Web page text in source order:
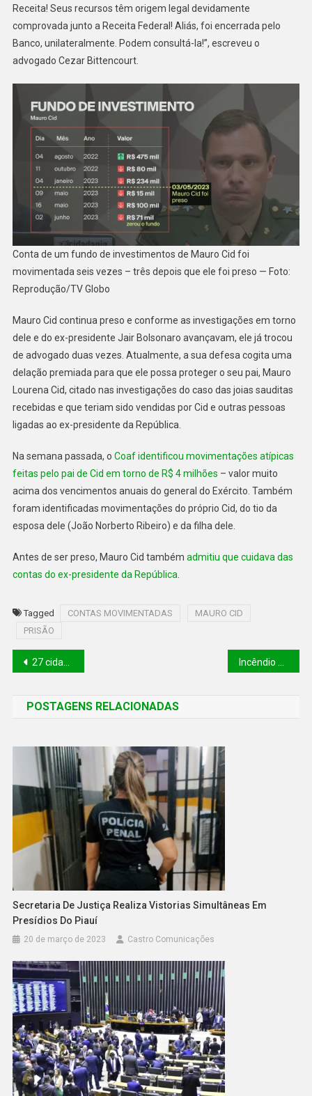
Receita! Seus recursos têm origem legal devidamente
comprovada junto a Receita Federal! Aliás, foi encerrada pelo
Banco, unilateralmente. Podem consultá-la!”, escreveu o
advogado Cezar Bittencourt.
Conta de um fundo de investimentos de Mauro Cid foi
movimentada seis vezes – três depois que ele foi preso — Foto:
Reprodução/TV Globo
Mauro Cid continua preso e conforme as investigações em torno
dele e do ex-presidente Jair Bolsonaro avançavam, ele já trocou
de advogado duas vezes. Atualmente, a sua defesa cogita uma
delação premiada para que ele possa proteger o seu pai, Mauro
Lourena Cid, citado nas investigações do caso das joias sauditas
recebidas e que teriam sido vendidas por Cid e outras pessoas
ligadas ao ex-presidente da República.
Na semana passada, o Coaf identificou movimentações atípicas
feitas pelo pai de Cid em torno de R$ 4 milhões – valor muito
acima dos vencimentos anuais do general do Exército. Também
foram identificadas movimentações do próprio Cid, do tio da
esposa dele (João Norberto Ribeiro) e da filha dele.
Antes de ser preso, Mauro Cid também admitiu que cuidava das
contas do ex-presidente da República
Tagged CONTAS MOVIMENTADAS
MAURO CID
PRISÃO
27 cidades do Piauí têm alerta de vendaval e ventos fortes; veja lista
POSTAGENS RELACIONADAS
Secretaria De Justiça Realiza Vistorias Simultâneas Em
Presídios Do Piauí
20 de março de 2023 Castro Comunicações